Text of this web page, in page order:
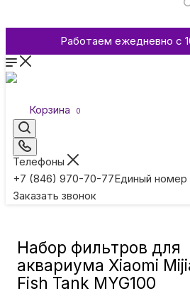
Работаем ежедневно с
Корзина 0
Телефоны
+7 (846) 970-70-77Единый номер
Заказать звонок
Смартфоны
Умные
Набор фильтров для
аквариума Xiaomi
Fish Tank MYG100